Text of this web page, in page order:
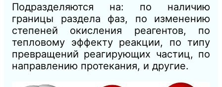
Подразделяются на: по наличию
границы раздела фаз, по изменению
степеней окисления реагентов, по
тепловому эффекту реакции, по типу
превращений реагирующих частиц, по
направлению протекания, и другие.